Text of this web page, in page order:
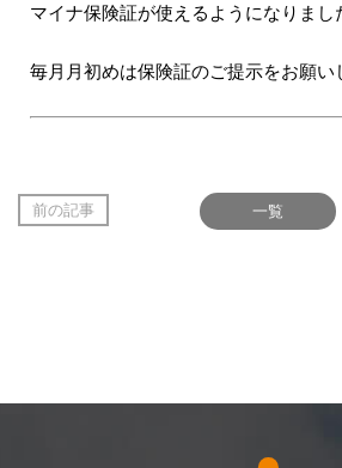
マイナ保険証が使えるようになりま
毎月月初めは保険証のご提示をお願い
前の記事 一覧